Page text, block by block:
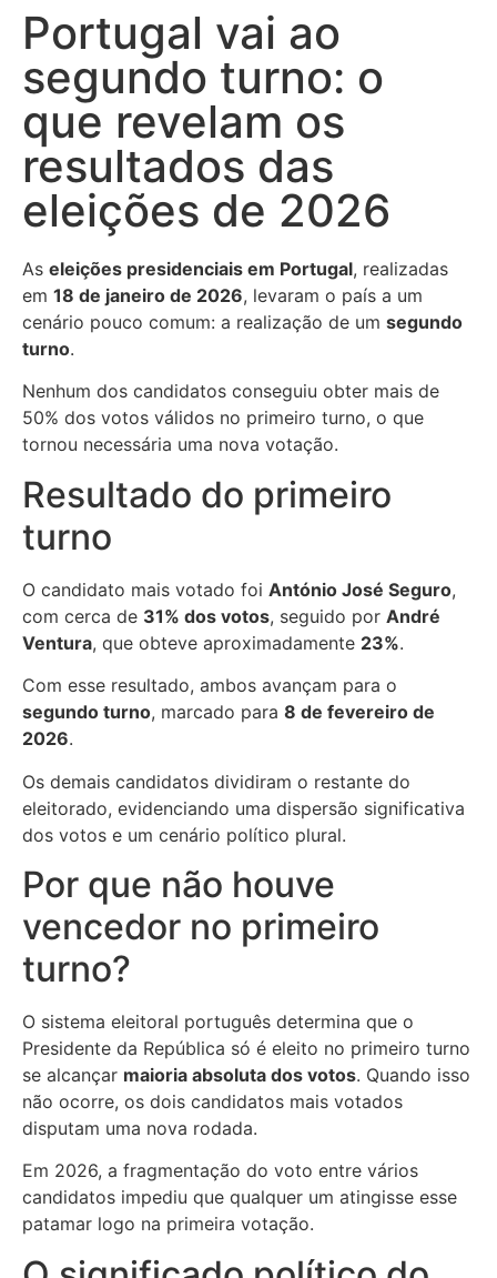
Portugal vai ao
segundo turno: o
que revelam os
resultados das
eleições de 2026
As eleições presidenciais em Portugal, realizadas
em 18 de janeiro de 2026, levaram o país a um
cenário pouco comum: a realização de um segundo
turno.
Nenhum dos candidatos conseguiu obter mais de
50% dos votos válidos no primeiro turno, o que
tornou necessária uma nova votação.
Resultado do primeiro
turno
O candidato mais votado foi António José Seguro,
com cerca de 31% dos votos, seguido por André
Ventura, que obteve aproximadamente 23%.
Com esse resultado, ambos avançam para o
segundo turno, marcado para 8 de fevereiro de
2026.
Os demais candidatos dividiram o restante do
eleitorado, evidenciando uma dispersão significativa
dos votos e um cenário político plural.
Por que não houve
vencedor no primeiro
turno?
O sistema eleitoral português determina que o
Presidente da República só é eleito no primeiro turno
se alcançar maioria absoluta dos votos. Quando isso
não ocorre, os dois candidatos mais votados
disputam uma nova rodada.
Em 2026, a fragmentação do voto entre vários
candidatos impediu que qualquer um atingisse esse
patamar logo na primeira votação.